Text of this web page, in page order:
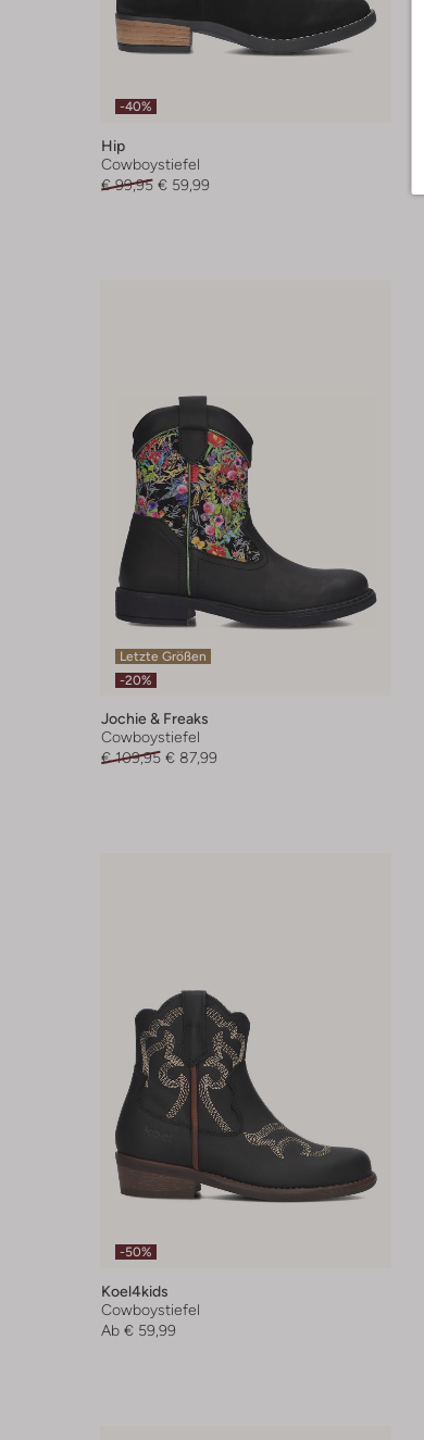
-40%
Hip
Cowboystiefel
€ 99,95 € 59,99
Letzte Größen
-20%
Jochie & Freaks
Cowboystiefel
€ 109,95 € 87,99
-50%
Koel4kids
Cowboystiefel
Ab € 59,99